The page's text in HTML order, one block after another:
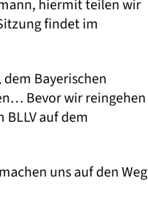
hiermit teilen wir
findet im
Bayerischen
Bevor wir reingehen
auf dem
uns auf den Weg